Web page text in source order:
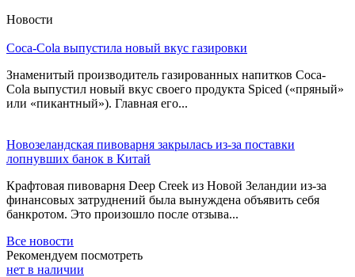
Новости
Coca-Cola выпустила новый вкус газировки
Знаменитый производитель газированных напитков Coca-
Cola выпустил новый вкус своего продукта Spiced («пряный»
или «пикантный»). Главная его...
Новозеландская пивоварня закрылась из-за поставки
лопнувших банок в Китай
Крафтовая пивоварня Deep Creek из Новой Зеландии из-за
финансовых затруднений была вынуждена объявить себя
банкротом. Это произошло после отзыва...
Все новости
Рекомендуем посмотреть
нет в наличии